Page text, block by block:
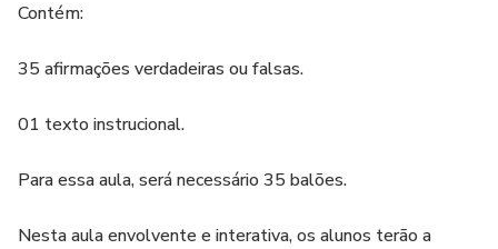
Contém:
35 afirmações verdadeiras ou falsas.
01 texto instrucional.
Para essa aula, será necessário 35 balões.
Nesta aula envolvente e interativa, os alunos terão a